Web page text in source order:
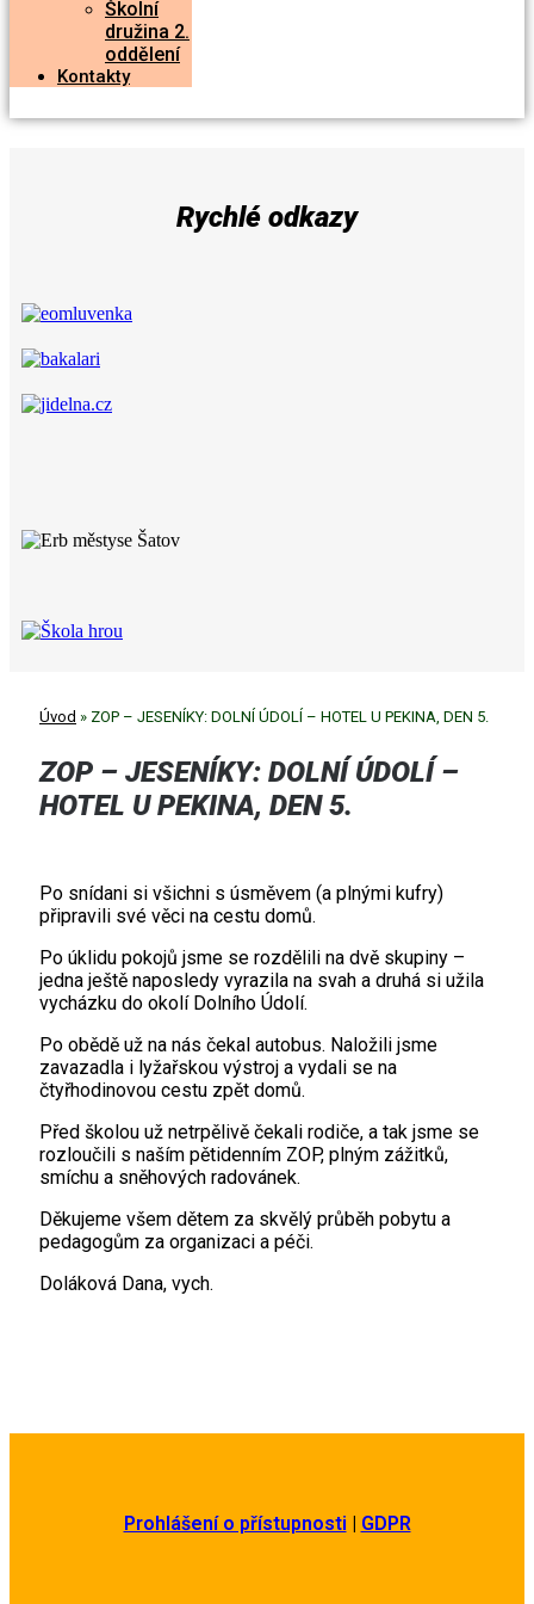
Školní
družina 2.
oddělení
Kontakty
Rychlé odkazy
Úvod » ZOP – JESENÍKY: DOLNÍ ÚDOLÍ – HOTEL U PEKINA, DEN 5.
ZOP – JESENÍKY: DOLNÍ ÚDOLÍ –
HOTEL U PEKINA, DEN 5.
Po snídani si všichni s úsměvem (a plnými kufry)
připravili své věci na cestu domů.
Po úklidu pokojů jsme se rozdělili na dvě skupiny –
jedna ještě naposledy vyrazila na svah a druhá si užila
vycházku do okolí Dolního Údolí.
Po obědě už na nás čekal autobus. Naložili jsme
zavazadla i lyžařskou výstroj a vydali se na
čtyřhodinovou cestu zpět domů.
Před školou už netrpělivě čekali rodiče, a tak jsme se
rozloučili s naším pětidenním ZOP, plným zážitků,
smíchu a sněhových radovánek.
Děkujeme všem dětem za skvělý průběh pobytu a
pedagogům za organizaci a péči.
Doláková Dana, vych.
Prohlášení o přístupnosti GDPR